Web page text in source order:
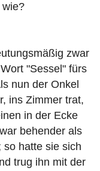
wie?
zwar
"Sessel" fürs
nun der Onkel
ins Zimmer trat,
in der Ecke
behender als
so hatte sie sich
trug ihn mit der